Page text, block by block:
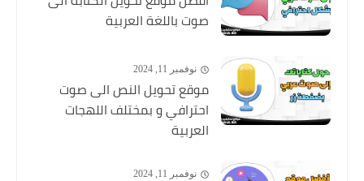
صوت باللغة العربية
نوفمبر 11, 2024
موقع تحويل النص الى صوت
احترافي و بمختلف اللهجات
العربية
نوفمبر 11, 2024